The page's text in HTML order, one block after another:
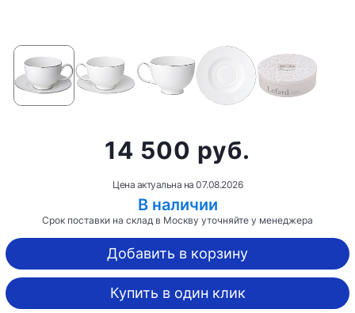
14 500 руб.
Цена актуальна на 07.08.2026
В наличии
Срок поставки на склад в Москву уточняйте у менеджера
Добавить в корзину
Купить в один клик